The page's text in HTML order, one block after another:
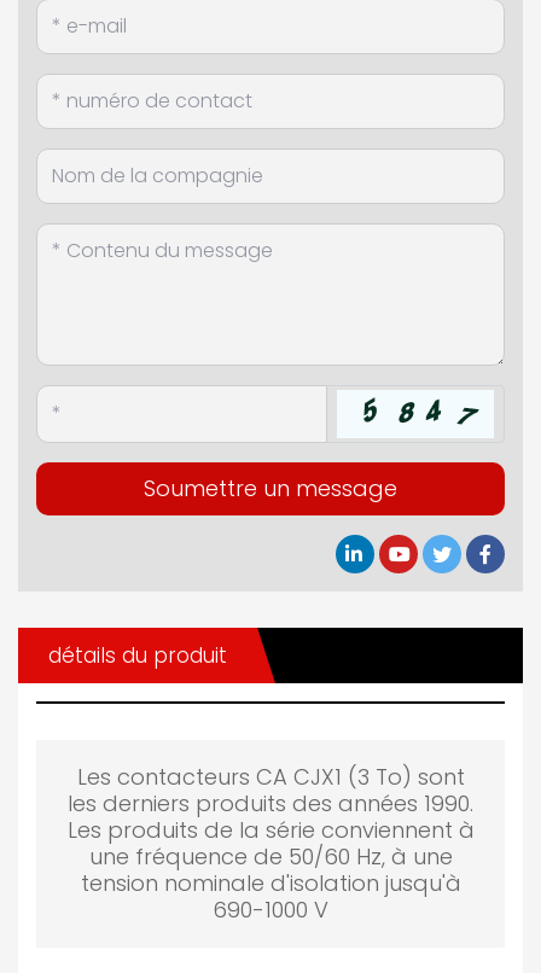
Soumettre un message
détails du produit
Les contacteurs CA CJX1 (3 To) sont
les derniers produits des années 1990.
Les produits de la série conviennent à
une fréquence de 50/60 Hz, à une
tension nominale d'isolation jusqu'à
690-1000 V